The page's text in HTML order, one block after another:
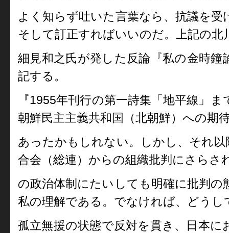
よく知らず吐いた言葉なら、抗議を
そして訂正すればいいのだ。上記の北
細見和之氏が発した反論『私の金時
記する。
『1955年刊行の第一詩集「地平線」
朝鮮民主主義共和国（北朝鮮）への期
あったかもしれない。しかし、それ
合会（総連）からの組織批判にさらさ
の政治体制にたいしても明確に批判
私の理解である。でなければ、どうし
孤立無援の状態で反対を貫き、日本